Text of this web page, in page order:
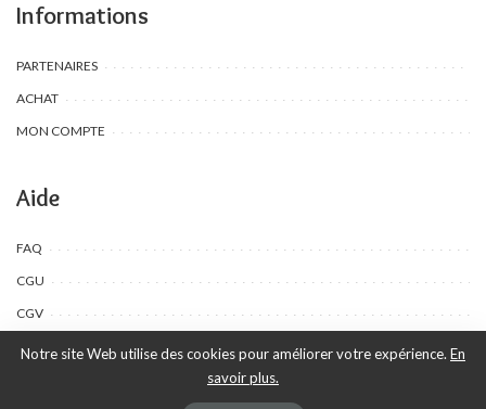
Informations
PARTENAIRES
ACHAT
MON COMPTE
Aide
FAQ
CGU
CGV
©Toombow Kids, 2022 - 2024 - Tous droits réservés | Créé par Ewing
Notre site Web utilise des cookies pour améliorer votre expérience. En
savoir plus.